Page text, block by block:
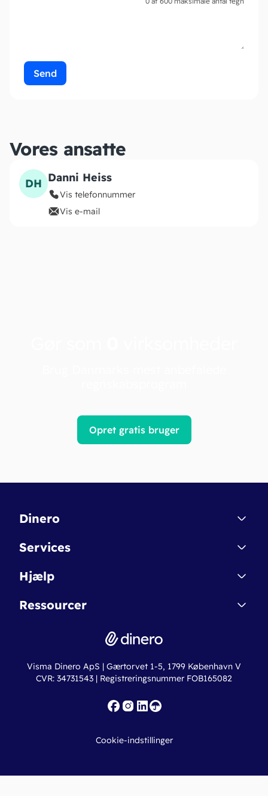
Vores ansatte
DH Danni Heiss
Vis telefonnummer
Vis e-mail
Opret gratis bruger
Dinero
Kontakt
Betingelser & Sikkerhed
Nye funktioner
Services
Dinero Starter
Dinero Pro
Erhvervslån
Fakturaskabeloner
Hjælp
Regnskabsordbogen
Online regnskabskurser
Ressourcer
Ny virksomhed
Iværksætterlegat
Visma Dinero ApS | Gærtorvet 1-5, 1799 København V
CVR: 34731543 | Registreringsnummer FOB165082
Cookie-indstillinger